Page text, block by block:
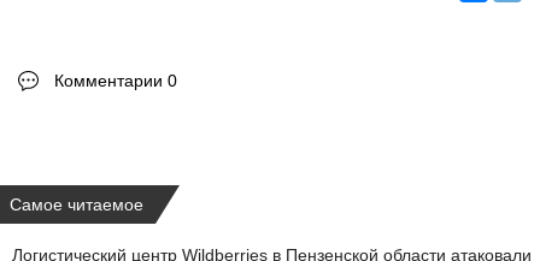
Комментарии 0
Самое читаемое
Логистический центр Wildberries в Пензенской области атаковали